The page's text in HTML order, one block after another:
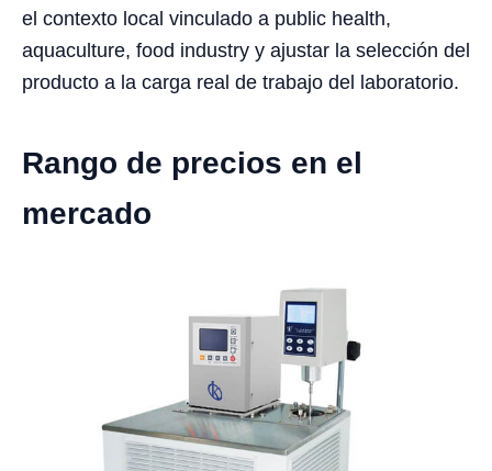
el contexto local vinculado a public health,
aquaculture, food industry y ajustar la selección del
producto a la carga real de trabajo del laboratorio.
Rango de precios en el
mercado